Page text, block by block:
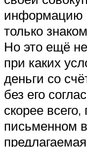
информацию
только
Но это ещё
при каких
деньги со
без его
скорее всего,
письменном